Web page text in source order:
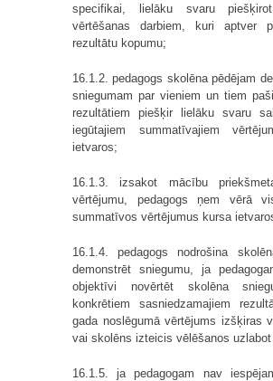
specifikai, lielāku svaru
vērtēšanas darbiem, kuri aptver
rezultātu kopumu;
16.1.2. pedagogs skolēna pēdējam
sniegumam par vieniem un tiem
rezultātiem piešķir lielāku svaru
iegūtajiem summatīvajiem
ietvaros;
16.1.3. izsakot mācību
vērtējumu, pedagogs ņem vērā
summatīvos vērtējumus kursa
16.1.4. pedagogs nodrošina
demonstrēt sniegumu, ja
objektīvi novērtēt skolēna
konkrētiem sasniedzamajiem
gada noslēgumā vērtējums izšķiras
vai skolēns izteicis vēlēšanos
16.1.5. ja pedagogam nav